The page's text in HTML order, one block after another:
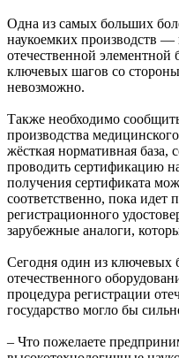
Одна из самых больших
наукоемких производств —
отечественной элементной
ключевых шагов со стороны
невозможно.
Также необходимо
производства
жёсткая нормативная
проводить сертификацию
получения сертификата
соответственно, пока идет
регистрационного
зарубежные аналоги,
Сегодня один из
отечественного
процедура регистрации
государство могло бы
– Что пожелаете